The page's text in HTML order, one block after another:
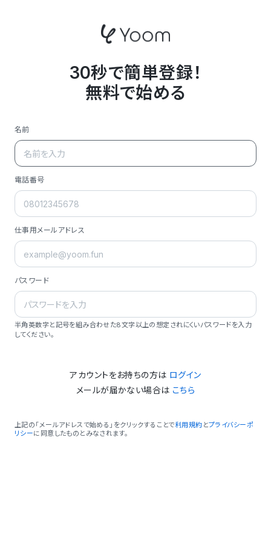
30秒で簡単登録！
無料で始める
名前
電話番号
仕事用メールアドレス
パスワード
半角英数字と記号を組み合わせた8文字以上の想定されにくいパスワードを入力
してください。
アカウントをお持ちの方は ログイン
メールが届かない場合は こちら
上記の「メールアドレスで始める」をクリックすることで利用規約 とプライバシーポ
リシーに同意したものとみなされます。